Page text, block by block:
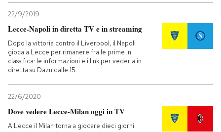
22/9/2019
Lecce-Napoli in diretta TV e in streaming
Dopo la vittoria contro il Liverpool, il Napoli
gioca a Lecce per rimanere fra le prime in
classifica: le informazioni e i link per vederla in
diretta su Dazn dalle 15
22/6/2020
Dove vedere Lecce-Milan oggi in TV
A Lecce il Milan torna a giocare dieci giorni